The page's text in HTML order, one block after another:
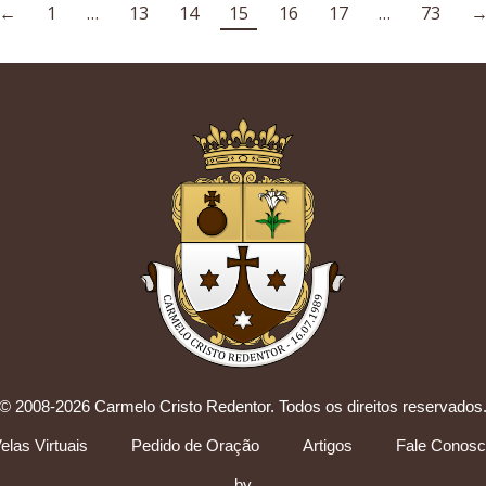
1 … 13 14 15 16 17 … 73 →
© 2008-2026 Carmelo Cristo Redentor. Todos os direitos reservados.
Virtuais Pedido de Oração Artigos Fale